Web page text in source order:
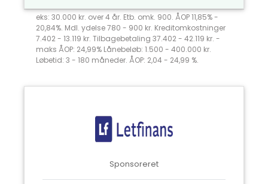
eks: 30.000 kr. over 4 år. Etb. omk. 900. ÅOP 11,85% -
20,84%. Mdl. ydelse 780 - 900 kr. Kreditomkostninger
7.402 - 13.119 kr. Tilbagebetaling 37.402 - 42.119 kr. -
maks ÅOP: 24,99% Lånebeløb: 1.500 - 400.000 kr.
Løbetid: 3 - 180 måneder. ÅOP: 2,04 - 24,99 %.
Sponsoreret